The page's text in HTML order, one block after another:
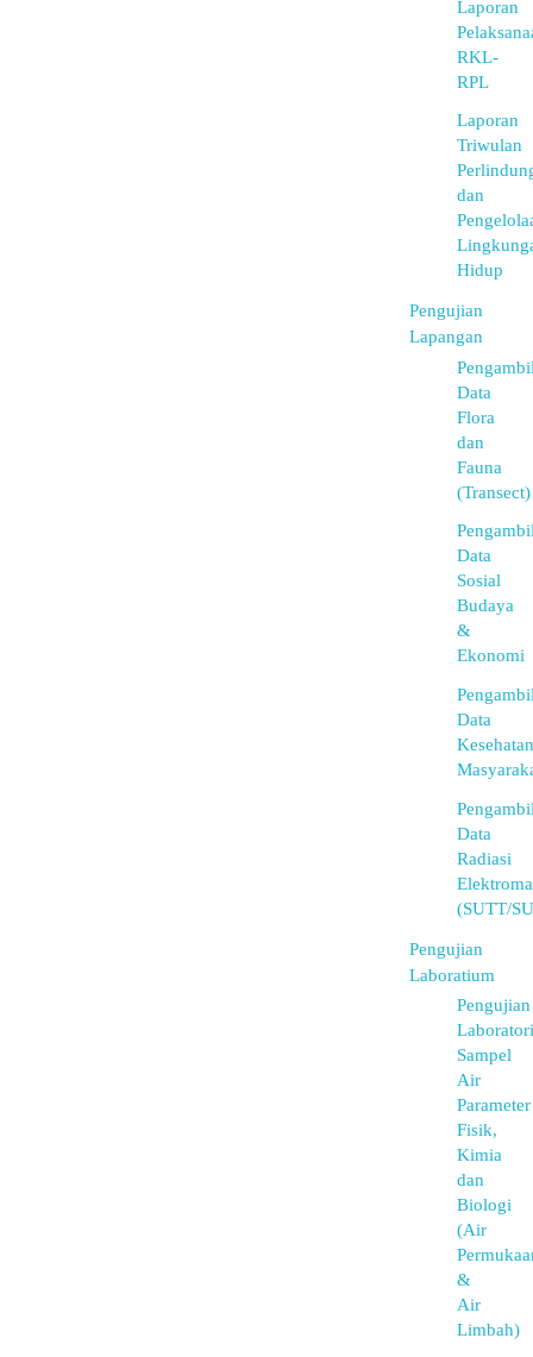
Laporan
RKL-
RPL
Laporan
Triwulan
dan
Hidup
Pengujian
Lapangan
Data
Flora
dan
Fauna
(Transect)
Data
Sosial
Budaya
&
Ekonomi
Data
Kesehatan
Data
Radiasi
(SUTT/
Pengujian
Laboratium
Pengujian
Sampel
Air
Parameter
Fisik,
Kimia
dan
Biologi
(Air
&
Air
Limbah)